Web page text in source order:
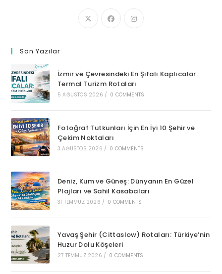
Son Yazılar
İzmir ve Çevresindeki En Şifalı Kaplıcalar:
Termal Turizm Rotaları
5 AĞUSTOS 2026 / 0 COMMENTS
Fotoğraf Tutkunları İçin En İyi 10 Şehir ve
Çekim Noktaları
3 AĞUSTOS 2026 / 0 COMMENTS
Deniz, Kum ve Güneş: Dünyanın En Güzel
Plajları ve Sahil Kasabaları
31 TEMMUZ 2026 / 0 COMMENTS
Yavaş Şehir (Cittaslow) Rotaları: Türkiye’nin
Huzur Dolu Köşeleri
27 TEMMUZ 2026 / 0 COMMENTS